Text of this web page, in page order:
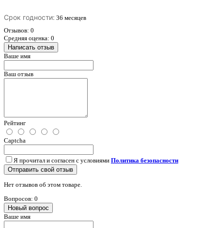
Срок годности: 36 месяцев
Отзывов: 0
Средняя оценка: 0
Написать отзыв
Ваше имя
Ваш отзыв
Рейтинг
Captcha
Я прочитал и согласен с условиями Политика безопасности
Отправить свой отзыв
Нет отзывов об этом товаре.
Вопросов: 0
Новый вопрос
Ваше имя